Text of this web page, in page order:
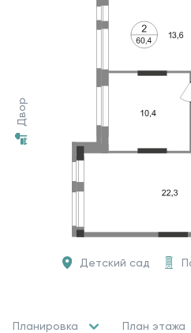
Двор
Детский сад
Планировка План этажа